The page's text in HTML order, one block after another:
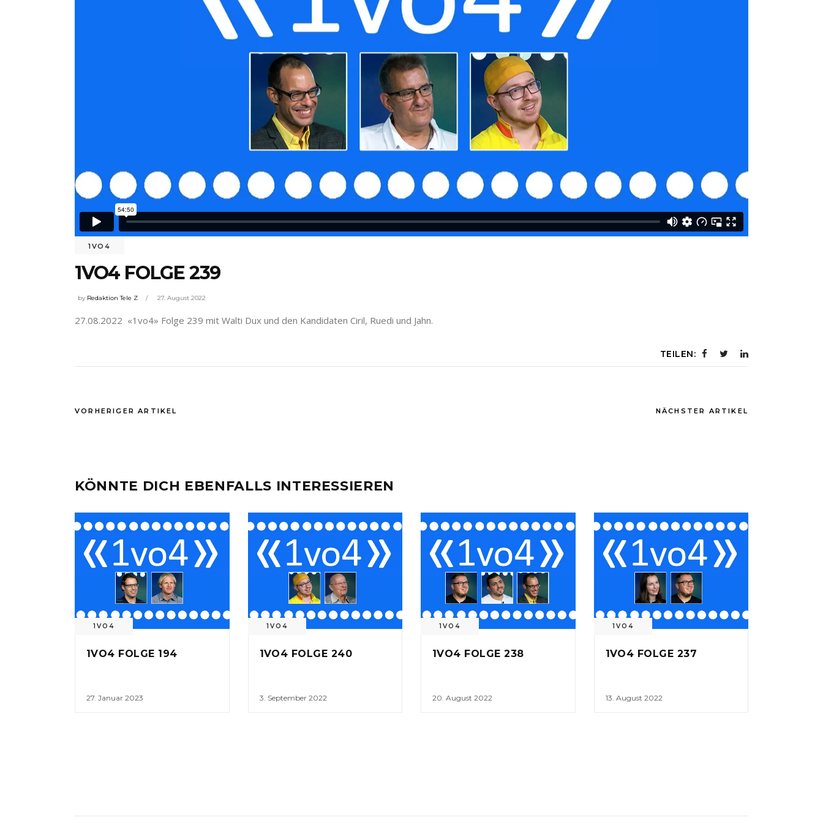
1VO4
1VO4 FOLGE 239
by Redaktion Tele Z 27. August 2022
27.08.2022 «1vo4» Folge 239 mit Walti Dux und den Kandidaten Ciril, Ruedi und Jahn.
TEILEN:
VORHERIGER ARTIKEL NÄCHSTER ARTIKEL
KÖNNTE DICH EBENFALLS INTERESSIEREN
1VO4
1VO4 FOLGE 194
27. Januar 2023
1VO4
1VO4 FOLGE 240
3. September 2022
1VO4
1VO4 FOLGE 238
20. August 2022
1VO4
1VO4 FOLGE 237
13. August 2022